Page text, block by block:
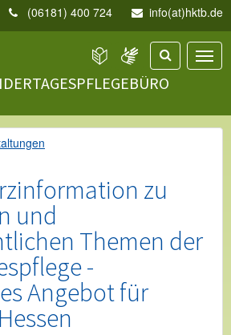
(06181) 400 724 info(at)hktb.de
zu
und
Themen der
-
Angebot für